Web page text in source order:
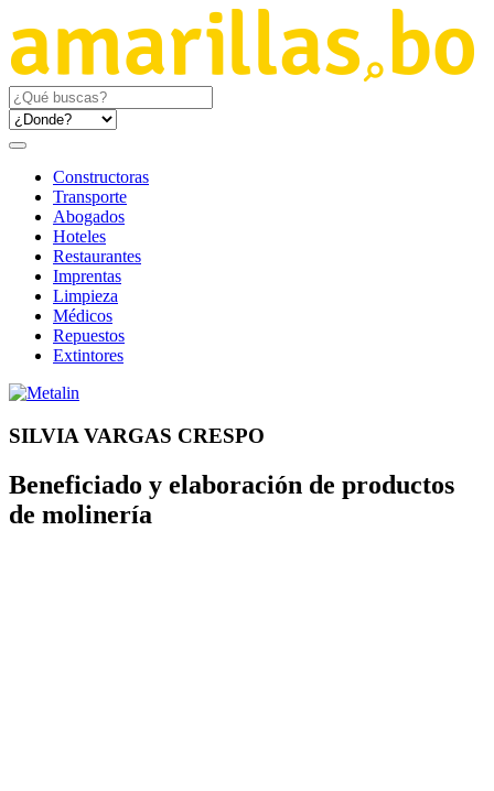
Constructoras
Transporte
Abogados
Hoteles
Restaurantes
Imprentas
Limpieza
Médicos
Repuestos
Extintores
SILVIA VARGAS CRESPO
Beneficiado y elaboración de productos
de molinería